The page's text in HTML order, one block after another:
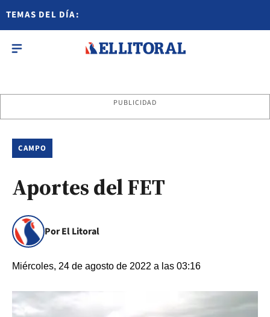
TEMAS DEL DÍA:
PUBLICIDAD
CAMPO
Aportes del FET
Por El Litoral
Miércoles, 24 de agosto de 2022 a las 03:16